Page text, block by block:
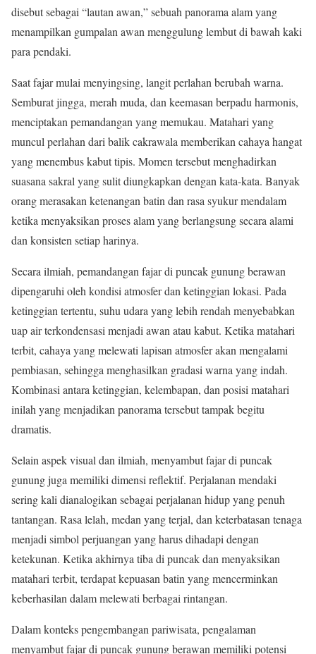
disebut sebagai “lautan awan,” sebuah panorama alam yang
menampilkan gumpalan awan menggulung lembut di bawah kaki
para pendaki.
Saat fajar mulai menyingsing, langit perlahan berubah warna.
Semburat jingga, merah muda, dan keemasan berpadu harmonis,
menciptakan pemandangan yang memukau. Matahari yang
muncul perlahan dari balik cakrawala memberikan cahaya hangat
yang menembus kabut tipis. Momen tersebut menghadirkan
suasana sakral yang sulit diungkapkan dengan kata-kata. Banyak
orang merasakan ketenangan batin dan rasa syukur mendalam
ketika menyaksikan proses alam yang berlangsung secara alami
dan konsisten setiap harinya.
Secara ilmiah, pemandangan fajar di puncak gunung berawan
dipengaruhi oleh kondisi atmosfer dan ketinggian lokasi. Pada
ketinggian tertentu, suhu udara yang lebih rendah menyebabkan
uap air terkondensasi menjadi awan atau kabut. Ketika matahari
terbit, cahaya yang melewati lapisan atmosfer akan mengalami
pembiasan, sehingga menghasilkan gradasi warna yang indah.
Kombinasi antara ketinggian, kelembapan, dan posisi matahari
inilah yang menjadikan panorama tersebut tampak begitu
dramatis.
Selain aspek visual dan ilmiah, menyambut fajar di puncak
gunung juga memiliki dimensi reflektif. Perjalanan mendaki
sering kali dianalogikan sebagai perjalanan hidup yang penuh
tantangan. Rasa lelah, medan yang terjal, dan keterbatasan tenaga
menjadi simbol perjuangan yang harus dihadapi dengan
ketekunan. Ketika akhirnya tiba di puncak dan menyaksikan
matahari terbit, terdapat kepuasan batin yang mencerminkan
keberhasilan dalam melewati berbagai rintangan.
Dalam konteks pengembangan pariwisata, pengalaman
menyambut fajar di puncak gunung berawan memiliki potensi